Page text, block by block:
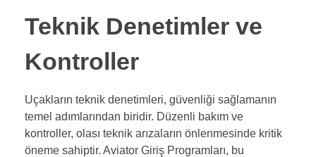
Teknik Denetimler ve
Kontroller
Uçakların teknik denetimleri, güvenliği sağlamanın
temel adımlarından biridir. Düzenli bakım ve
kontroller, olası teknik arızaların önlenmesinde kritik
öneme sahiptir. Aviator Giriş Programları, bu